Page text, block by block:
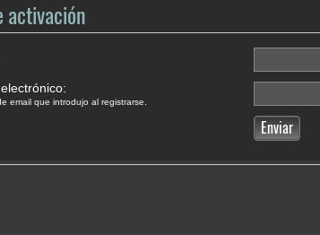
activación
email que introdujo al registrarse.